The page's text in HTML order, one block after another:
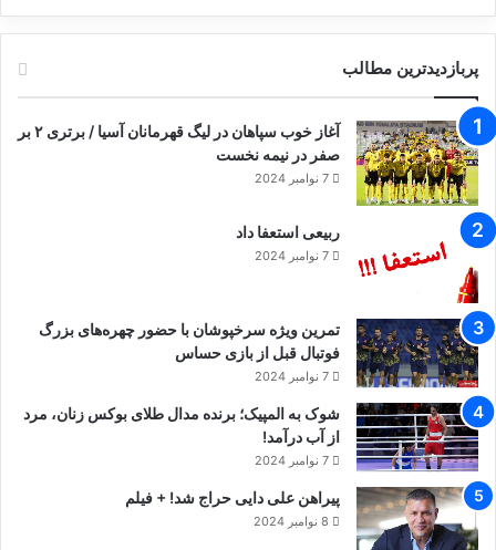
پربازدیدترین مطالب
آغاز خوب سپاهان در لیگ قهرمانان آسیا / برتری ۲ بر
صفر در نیمه نخست
7 نوامبر 2024
ربیعی استعفا داد
7 نوامبر 2024
تمرین ویژه سرخپوشان با حضور چهره‌های بزرگ
فوتبال قبل از بازی حساس
7 نوامبر 2024
شوک به المپیک؛ برنده مدال طلای بوکس زنان، مرد
از آب درآمد!
7 نوامبر 2024
پیراهن علی دایی حراج شد! + فیلم
8 نوامبر 2024